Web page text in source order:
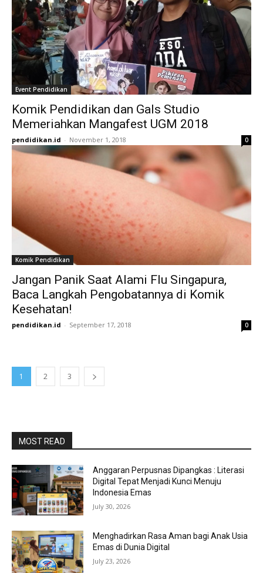
Event Pendidikan
Komik Pendidikan dan Gals Studio
Memeriahkan Mangafest UGM 2018
pendidikan.id - November 1, 2018 0
Komik Pendidikan
Jangan Panik Saat Alami Flu Singapura,
Baca Langkah Pengobatannya di Komik
Kesehatan!
pendidikan.id - September 17, 2018 0
1 2 3
MOST READ
Anggaran Perpusnas Dipangkas : Literasi
Digital Tepat Menjadi Kunci Menuju
Indonesia Emas
July 30, 2026
Menghadirkan Rasa Aman bagi Anak Usia
Emas di Dunia Digital
July 23, 2026